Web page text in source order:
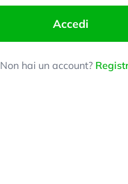
Accedi
Non hai un account?